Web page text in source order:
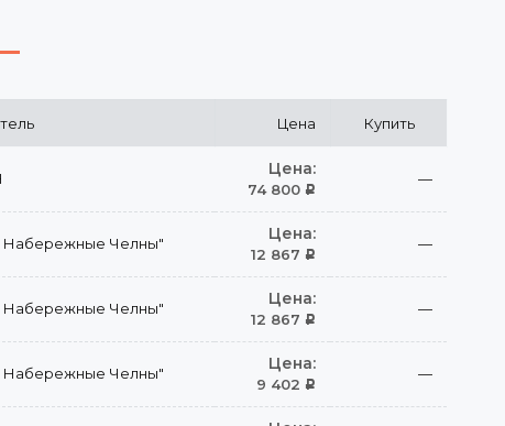
Цена Купить
Цена:
74 800 Р
—
Челны" Цена:
12 867 Р
—
Челны" Цена:
12 867 Р
—
Челны" Цена:
9 402 Р
—